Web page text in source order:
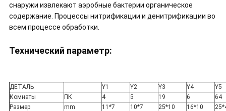
снаружи извлекают аэробные бактерии органическое
содержание. Процессы нитрификации и денитрификации во
всем процессе обработки.
Технический параметр:
ДЕТАЛЬ Y1 Y2 Y3 Y4
Y5
Комнаты
ПК 4 5 19 6
64
Размер
mm 11*7 10*7 25*10 16*10